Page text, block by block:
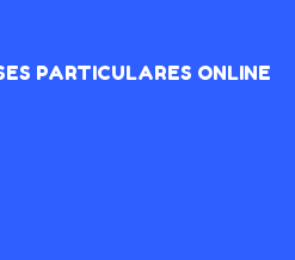
PARTICULARES ONLINE